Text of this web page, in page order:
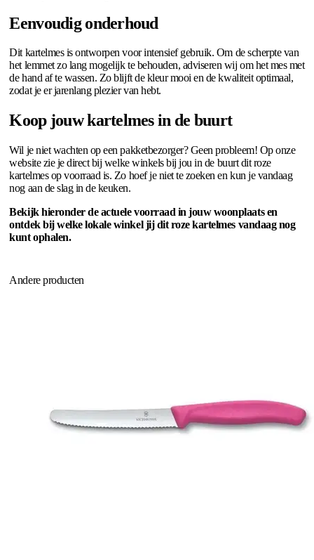
Eenvoudig onderhoud
Dit kartelmes is ontworpen voor intensief gebruik. Om de scherpte van
het lemmet zo lang mogelijk te behouden, adviseren wij om het mes met
de hand af te wassen. Zo blijft de kleur mooi en de kwaliteit optimaal,
zodat je er jarenlang plezier van hebt.
Koop jouw kartelmes in de buurt
Wil je niet wachten op een pakketbezorger? Geen probleem! Op onze
website zie je direct bij welke winkels bij jou in de buurt dit roze
kartelmes op voorraad is. Zo hoef je niet te zoeken en kun je vandaag
nog aan de slag in de keuken.
Bekijk hieronder de actuele voorraad in jouw woonplaats en
ontdek bij welke lokale winkel jij dit roze kartelmes vandaag nog
kunt ophalen.
Andere producten